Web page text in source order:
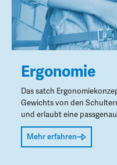
Ergonomie
Das satch
Gewichts von den
und erlaubt eine
Mehr erfahren